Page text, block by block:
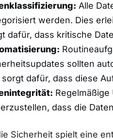
Alle
werden. Dies
dafür, dass​ kritische
sollten
sorgt dafür, dass diese
dass die
Sicherheit spielt eine